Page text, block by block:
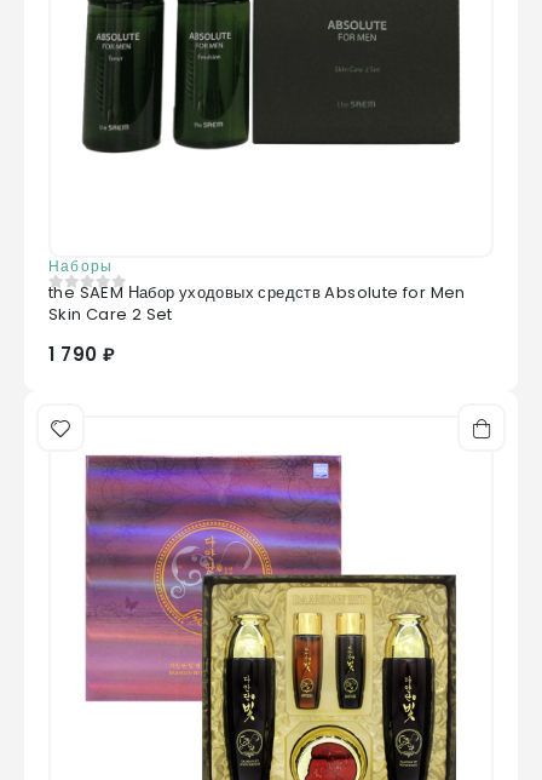
Наборы
0 из 5
the SAEM Набор уходовых средств Absolute for Men
Skin Care 2 Set
1 790 ₽